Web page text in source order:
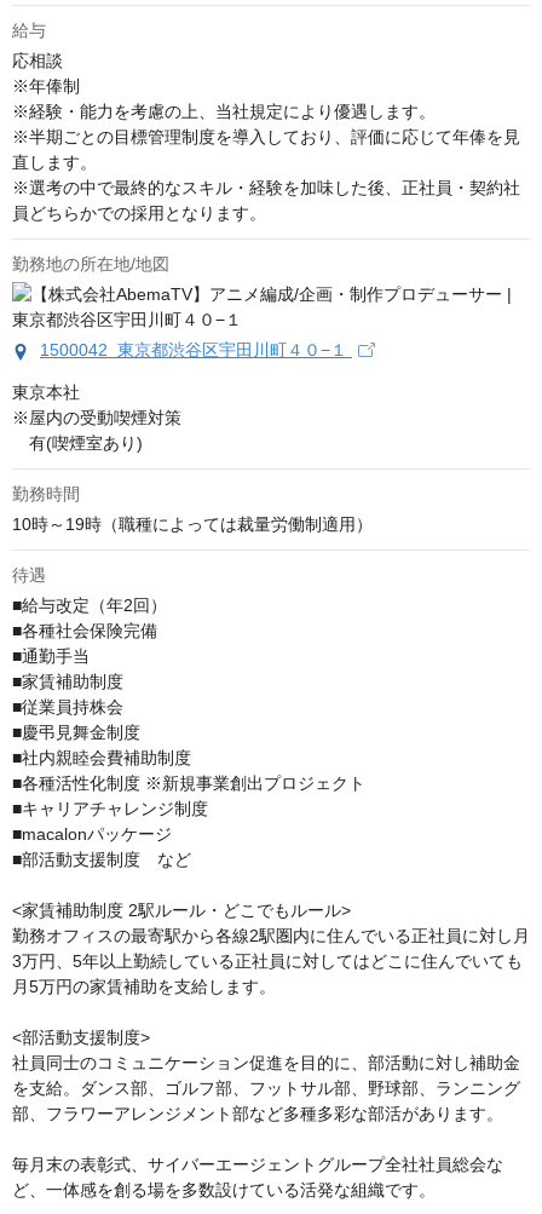
給与
応相談
※年俸制
※経験・能力を考慮の上、当社規定により優遇します。
※半期ごとの目標管理制度を導入しており、評価に応じて年俸を見
直します。
※選考の中で最終的なスキル・経験を加味した後、正社員・契約社
員どちらかでの採用となります。
勤務地の所在地/地図
1500042 東京都渋谷区宇田川町４０−１
東京本社
※屋内の受動喫煙対策
有(喫煙室あり)
勤務時間
10時～19時（職種によっては裁量労働制適用）
待遇
■給与改定（年2回）
■各種社会保険完備
■通勤手当
■家賃補助制度
■従業員持株会
■慶弔見舞金制度
■社内親睦会費補助制度
■各種活性化制度 ※新規事業創出プロジェクト
■キャリアチャレンジ制度
■macalonパッケージ
■部活動支援制度　など
<家賃補助制度 2駅ルール・どこでもルール>
勤務オフィスの最寄駅から各線2駅圏内に住んでいる正社員に対し月
3万円、5年以上勤続している正社員に対してはどこに住んでいても
月5万円の家賃補助を支給します。
<部活動支援制度>
社員同士のコミュニケーション促進を目的に、部活動に対し補助金
を支給。ダンス部、ゴルフ部、フットサル部、野球部、ランニング
部、フラワーアレンジメント部など多種多彩な部活があります。
毎月末の表彰式、サイバーエージェントグループ全社社員総会な
ど、一体感を創る場を多数設けている活発な組織です。